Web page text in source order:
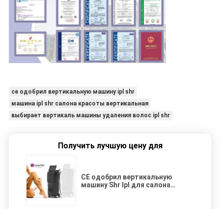
ce одобрил вертикальную машину ipl shr
машина ipl shr салона красоты вертикальная
выбирает вертикаль машины удаления волос ipl shr
Получить лучшую цену для
CE одобрил вертикальную
машину Shr Ipl для салона